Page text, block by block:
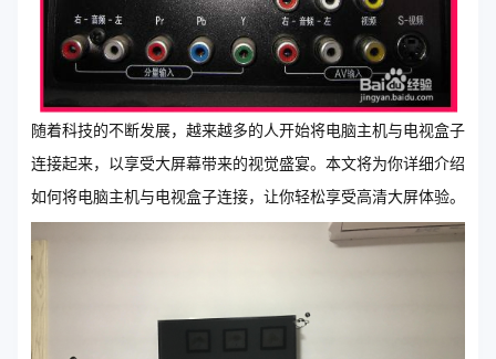
随着科技的不断发展，越来越多的人开始将电脑主机与电视盒子
连接起来，以享受大屏幕带来的视觉盛宴。本文将为你详细介绍
如何将电脑主机与电视盒子连接，让你轻松享受高清大屏体验。